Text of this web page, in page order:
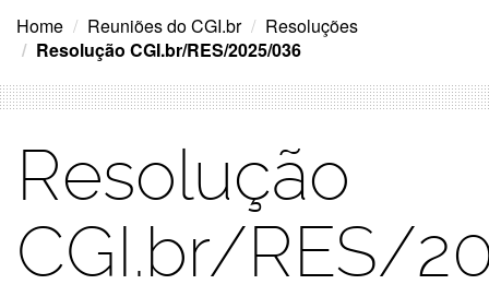
Home Reuniões do CGI.br
Resoluções
Resolução CGI.br/RES/2025/036
Resolução
CGI.br/RES/